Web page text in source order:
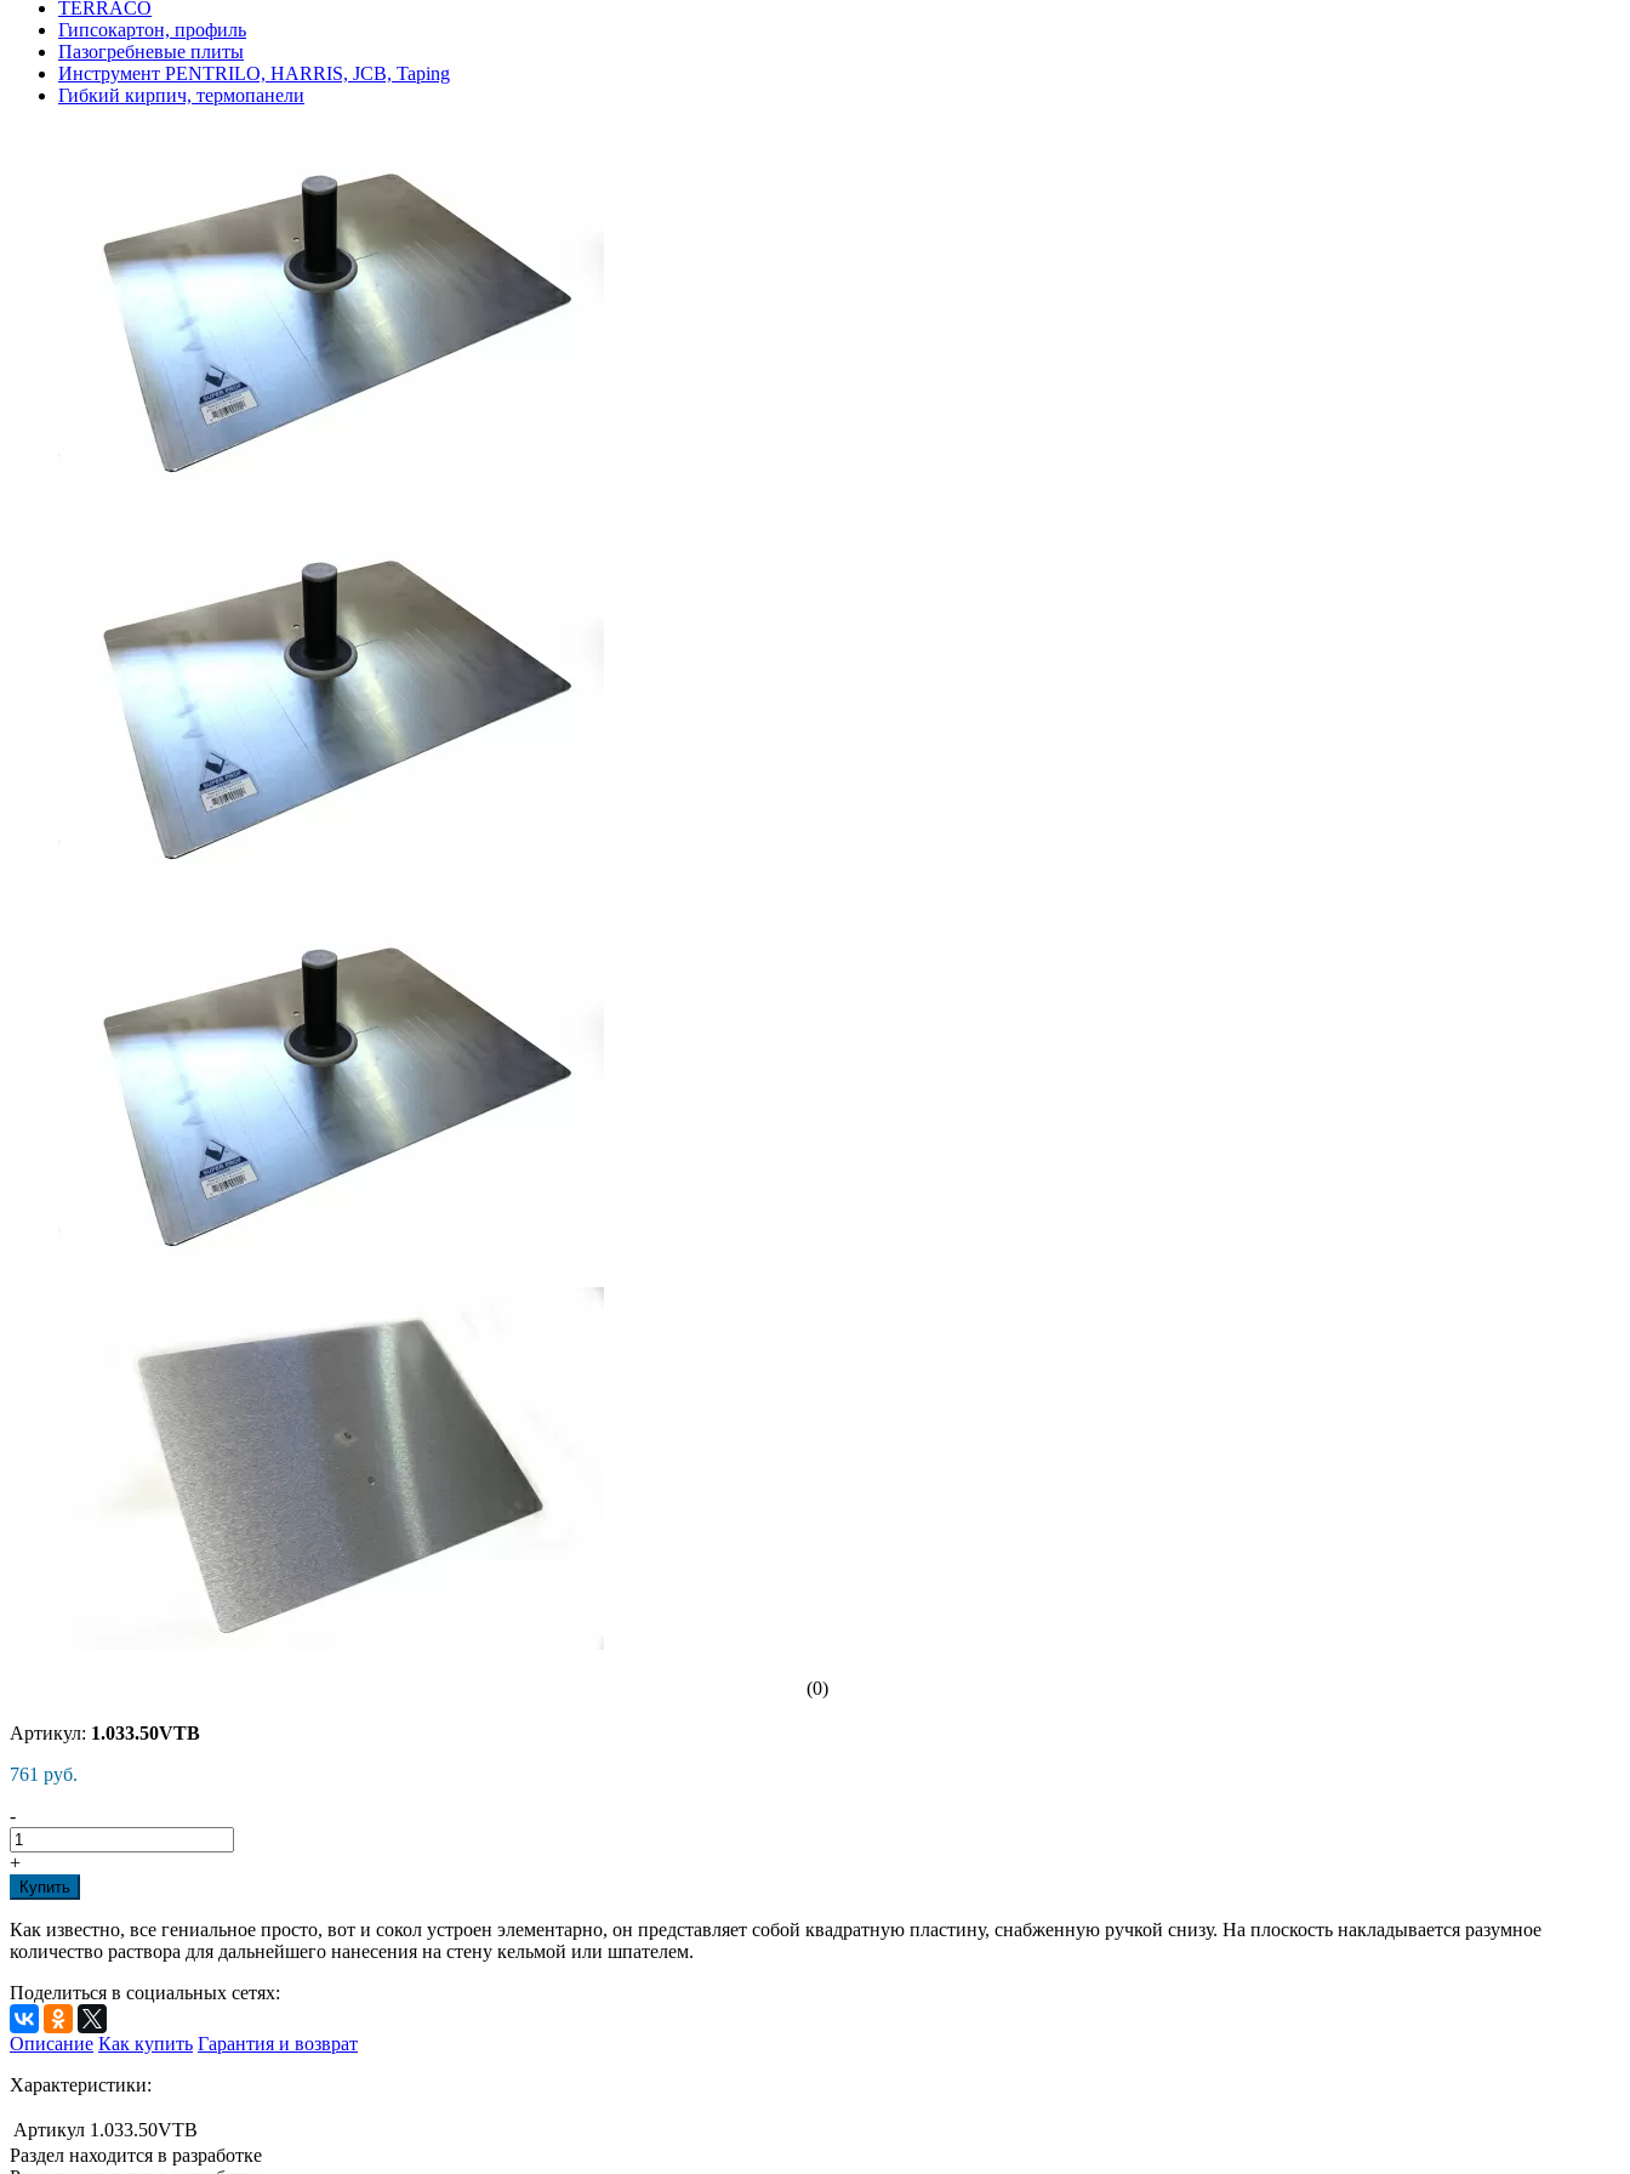
TERRACO
Гипсокартон, профиль
Пазогребневые плиты
Инструмент PENTRILO, HARRIS, JCB, Taping
Гибкий кирпич, термопанели
(0)
Артикул: 1.033.50VTB
761 руб.
-
+
Купить
Как известно, все гениальное просто, вот и сокол устроен элементарно, он представляет собой квадратную пластину, снабженную ручкой снизу. На плоскость накладывается разумное
количество раствора для дальнейшего нанесения на стену кельмой или шпателем.
Поделиться в социальных сетях:
Описание Как купить Гарантия и возврат
Характеристики:
Артикул 1.033.50VTB
Раздел находится в разработке